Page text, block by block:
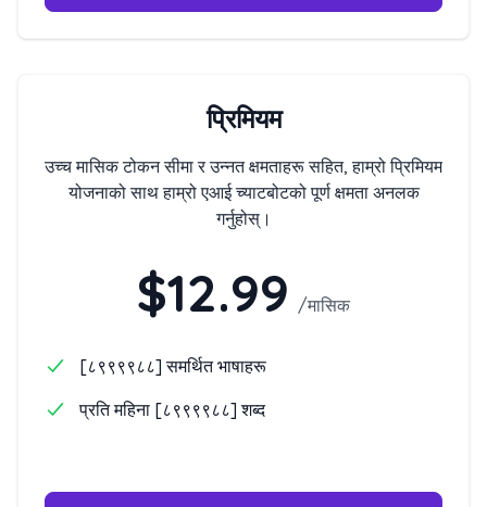
प्रिमियम
उच्च मासिक टोकन सीमा र उन्नत क्षमताहरू सहित, हाम्रो प्रिमियम
योजनाको साथ हाम्रो एआई च्याटबोटको पूर्ण क्षमता अनलक
गर्नुहोस्।
$12.99 /मासिक
[८९९९९८८] समर्थित भाषाहरू
प्रति महिना [८९९९९८८] शब्द